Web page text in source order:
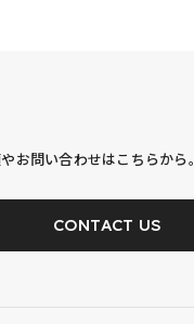
が、必要です。
JOIN OUR TEAM
お問い合わせはこちらから。
CONTACT US